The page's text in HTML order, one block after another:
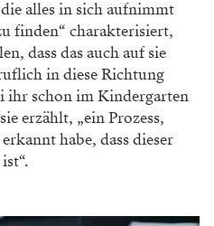
alles in sich aufnimmt
finden“ charakterisiert,
dass das auch auf sie
in diese Richtung
ihr schon im Kindergarten
erzählt, „ein Prozess,
habe, dass dieser